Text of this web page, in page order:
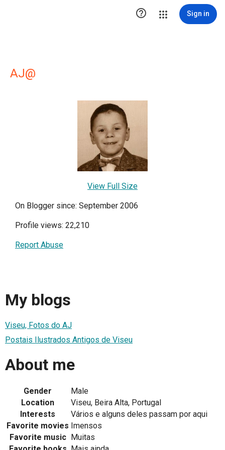
 Sign in
AJ@
View Full Size
On Blogger since: September 2006
Profile views: 22,210
Report Abuse
My blogs
Viseu, Fotos do AJ
Postais Ilustrados Antigos de Viseu
About me
Gender
Male
Location
Viseu, Beira Alta, Portugal
Interests
Vários e alguns deles passam por aqui
Favorite movies Imensos
Favorite music
Muitas